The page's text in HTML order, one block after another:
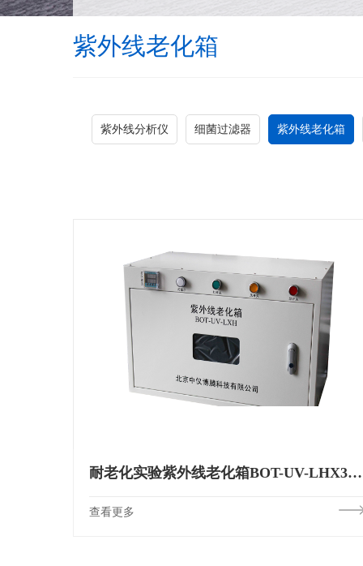
紫外线老化箱
紫外线分析仪 细菌过滤器 紫外线老化箱
耐老化实验紫外线老化箱BOT-UV-LHX340nm313nm254nm
查看更多